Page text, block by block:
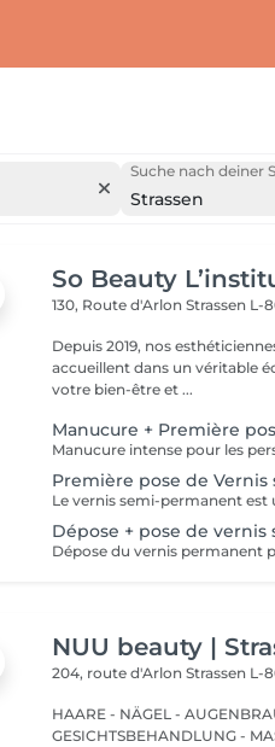
Suche nach deiner
Strassen
So Beauty
130, Route d'ArlonStrassen L-
Depuis 2019, nos
accueillent dans un véritable
votre bien-être et ...
Manucure + Première
Première pose de
Dépose + pose de
Dépose du vernis permanent
NUU beauty |
204, route d'ArlonStrassen L-
HAARE - NÄGEL -
GESICHTSBEHANDLUNG -